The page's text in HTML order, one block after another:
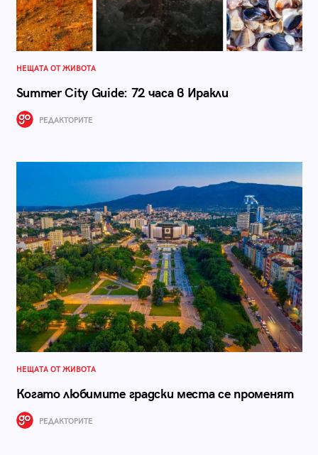
НЕЩАТА ОТ ЖИВОТА
Summer City Guide: 72 часа в Иракли
РЕДАКТОРИТЕ
НЕЩАТА ОТ ЖИВОТА
Когато любимите градски места се променят
РЕДАКТОРИТЕ